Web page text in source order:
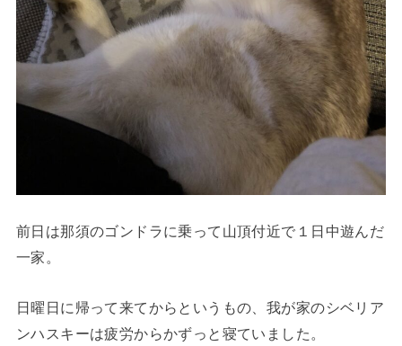
前日は那須のゴンドラに乗って山頂付近で１日中遊んだ
一家。
日曜日に帰って来てからというもの、我が家のシベリア
ンハスキーは疲労からかずっと寝ていました。